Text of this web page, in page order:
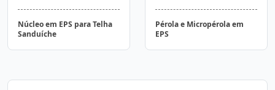
Núcleo em EPS para Telha
Sanduíche
Pérola e Micropérola em
EPS